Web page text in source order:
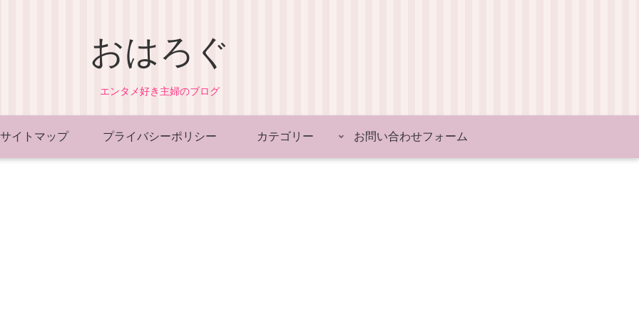
おはろぐ
エンタメ好き主婦のブログ
サイトマップ プライバシーポリシー カテゴリー お問い合わせフォーム